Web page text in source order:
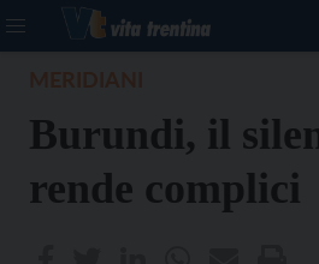
Burundi, il
rende complici